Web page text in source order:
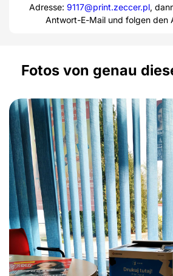
Adresse: 9117@print.zeccer.pl,
Antwort-E-Mail und folgen den
Fotos von genau